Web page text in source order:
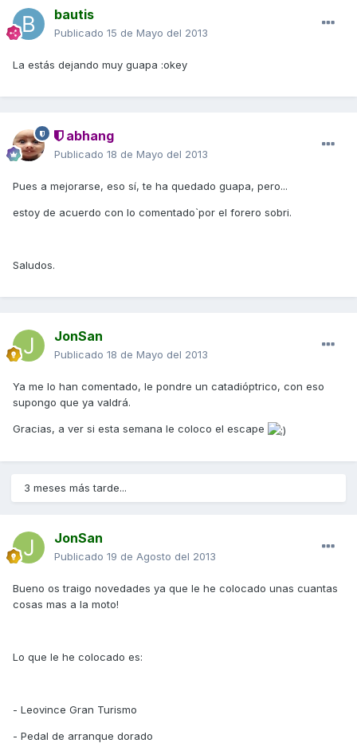
bautis
Publicado 15 de Mayo del 2013
La estás dejando muy guapa :okey
abhang
Publicado 18 de Mayo del 2013
Pues a mejorarse, eso sí, te ha quedado guapa, pero...
estoy de acuerdo con lo comentado`por el forero sobri.
Saludos.
JonSan
Publicado 18 de Mayo del 2013
Ya me lo han comentado, le pondre un catadióptrico, con eso
supongo que ya valdrá.
Gracias, a ver si esta semana le coloco el escape
3 meses más tarde...
JonSan
Publicado 19 de Agosto del 2013
Bueno os traigo novedades ya que le he colocado unas cuantas
cosas mas a la moto!
Lo que le he colocado es:
- Leovince Gran Turismo
- Pedal de arranque dorado